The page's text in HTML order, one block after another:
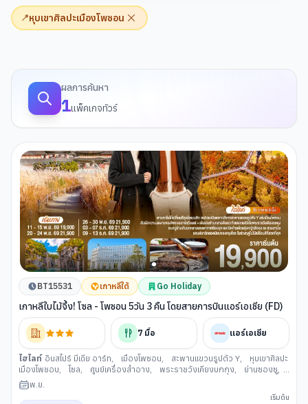
📍หุบเขาศิลปะเมืองโพชอน
ผลการค้นหา
1แพ็คเกจทัวร์
BT15531 เกาหลีใต้ Go Holiday
เกาหลีใบไม้จึ้ง! โซล - โพชอน 5วัน 3 คืน โดยสายการบินแอร์เอเชีย (FD)
7 มื้อ แอร์เอเชีย
ไฮไลท์ อินสไปร์ มีเดีย อาร์ท, เมืองโพซอน, สะพานแขวนรูปตัว Y,
หุบเขาศิลปะ
เมืองโพชอน, โซล, ศูนย์เครื่องสำอาง, พระราชวังเคียงบกกุง, ย่านซองซู,
หมู่บ้านวัฒนธรรมอึนพยอง
สมุนไพรเกาหลี
พ.ย.
เริ่มต้น